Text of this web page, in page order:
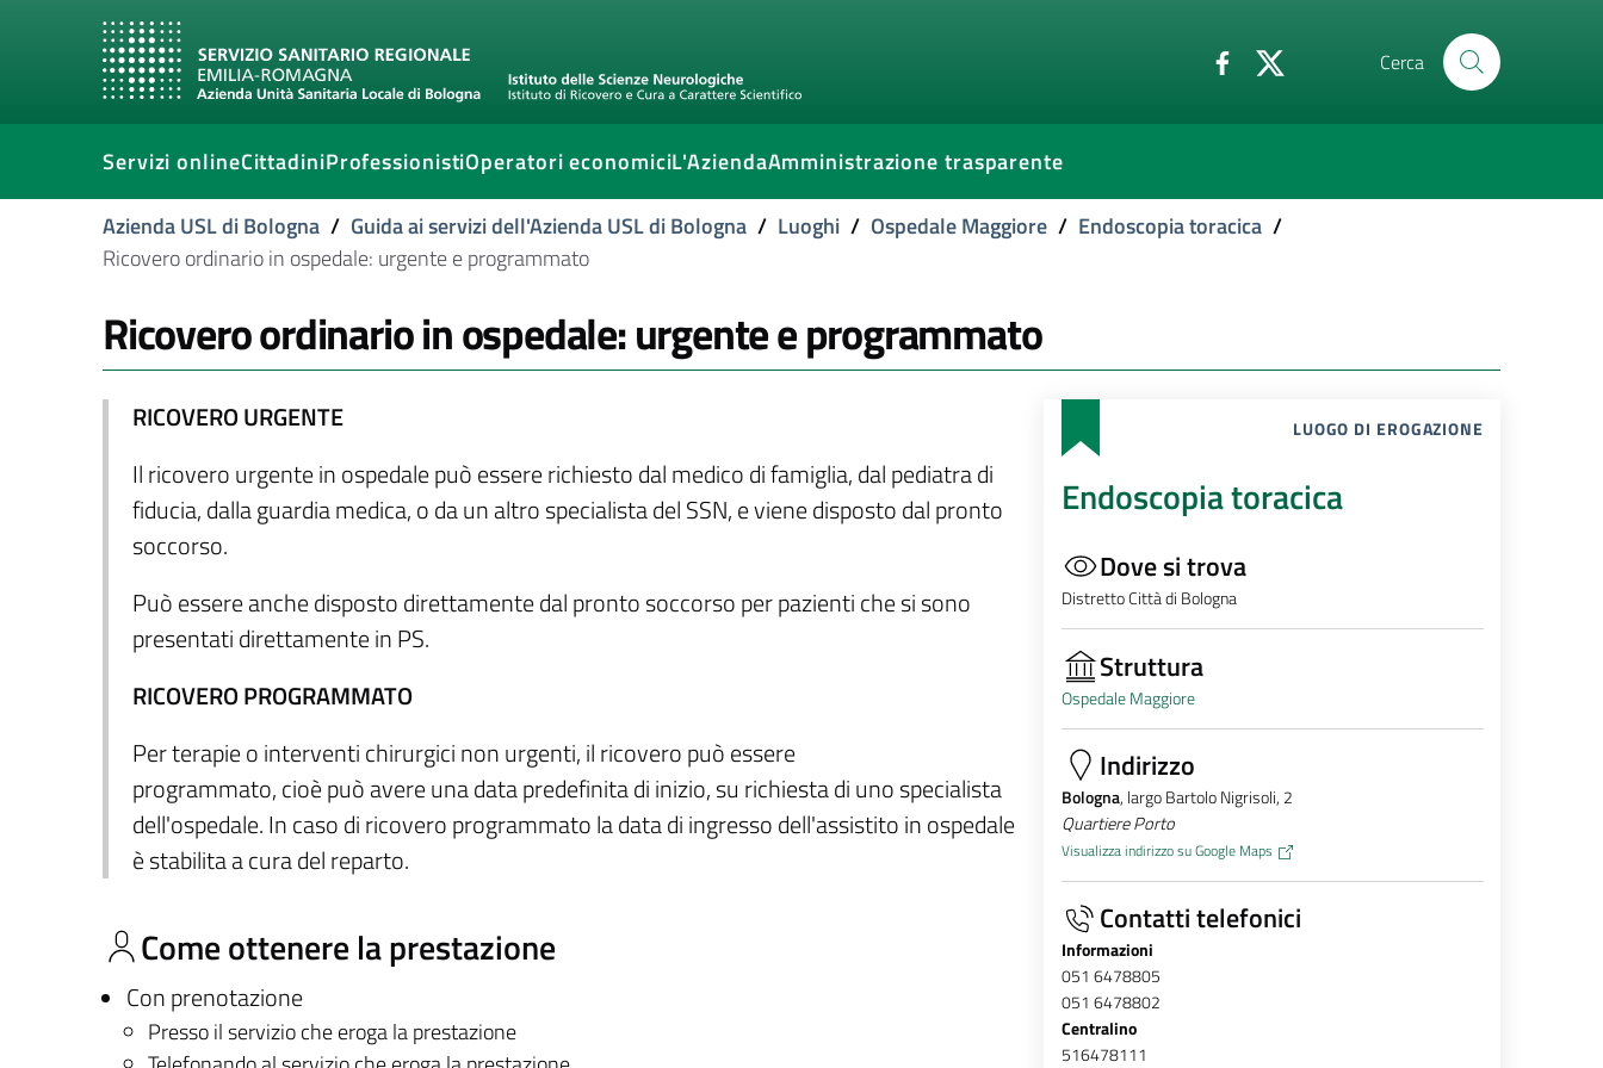
Cerca
Servizi onlineCittadiniProfessionistiOperatori economiciL'AziendaAmministrazione trasparente
Azienda USL di Bologna / Guida ai servizi dell'Azienda USL di Bologna / Luoghi / Ospedale Maggiore / Endoscopia toracica /
Ricovero ordinario in ospedale: urgente e programmato
Ricovero ordinario in ospedale: urgente e programmato
RICOVERO URGENTE
Il ricovero urgente in ospedale può essere richiesto dal medico di famiglia, dal pediatra di
fiducia, dalla guardia medica, o da un altro specialista del SSN, e viene disposto dal pronto
soccorso.
Può essere anche disposto direttamente dal pronto soccorso per pazienti che si sono
presentati direttamente in PS.
RICOVERO PROGRAMMATO
Per terapie o interventi chirurgici non urgenti, il ricovero può essere
programmato, cioè può avere una data predefinita di inizio, su richiesta di uno specialista
dell'ospedale. In caso di ricovero programmato la data di ingresso dell'assistito in ospedale
è stabilita a cura del reparto.
Come ottenere la prestazione
Con prenotazione
Presso il servizio che eroga la prestazione
LUOGO DI EROGAZIONE
Endoscopia toracica
Dove si trova
Distretto Città di Bologna
Struttura
Ospedale Maggiore
Indirizzo
Bologna, largo Bartolo Nigrisoli, 2
Quartiere Porto
Visualizza indirizzo su Google Maps
Contatti telefonici
Informazioni
051 6478805
051 6478802
Centralino
516478111